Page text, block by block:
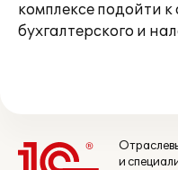
комплексе подойти
бухгалтерского и
и